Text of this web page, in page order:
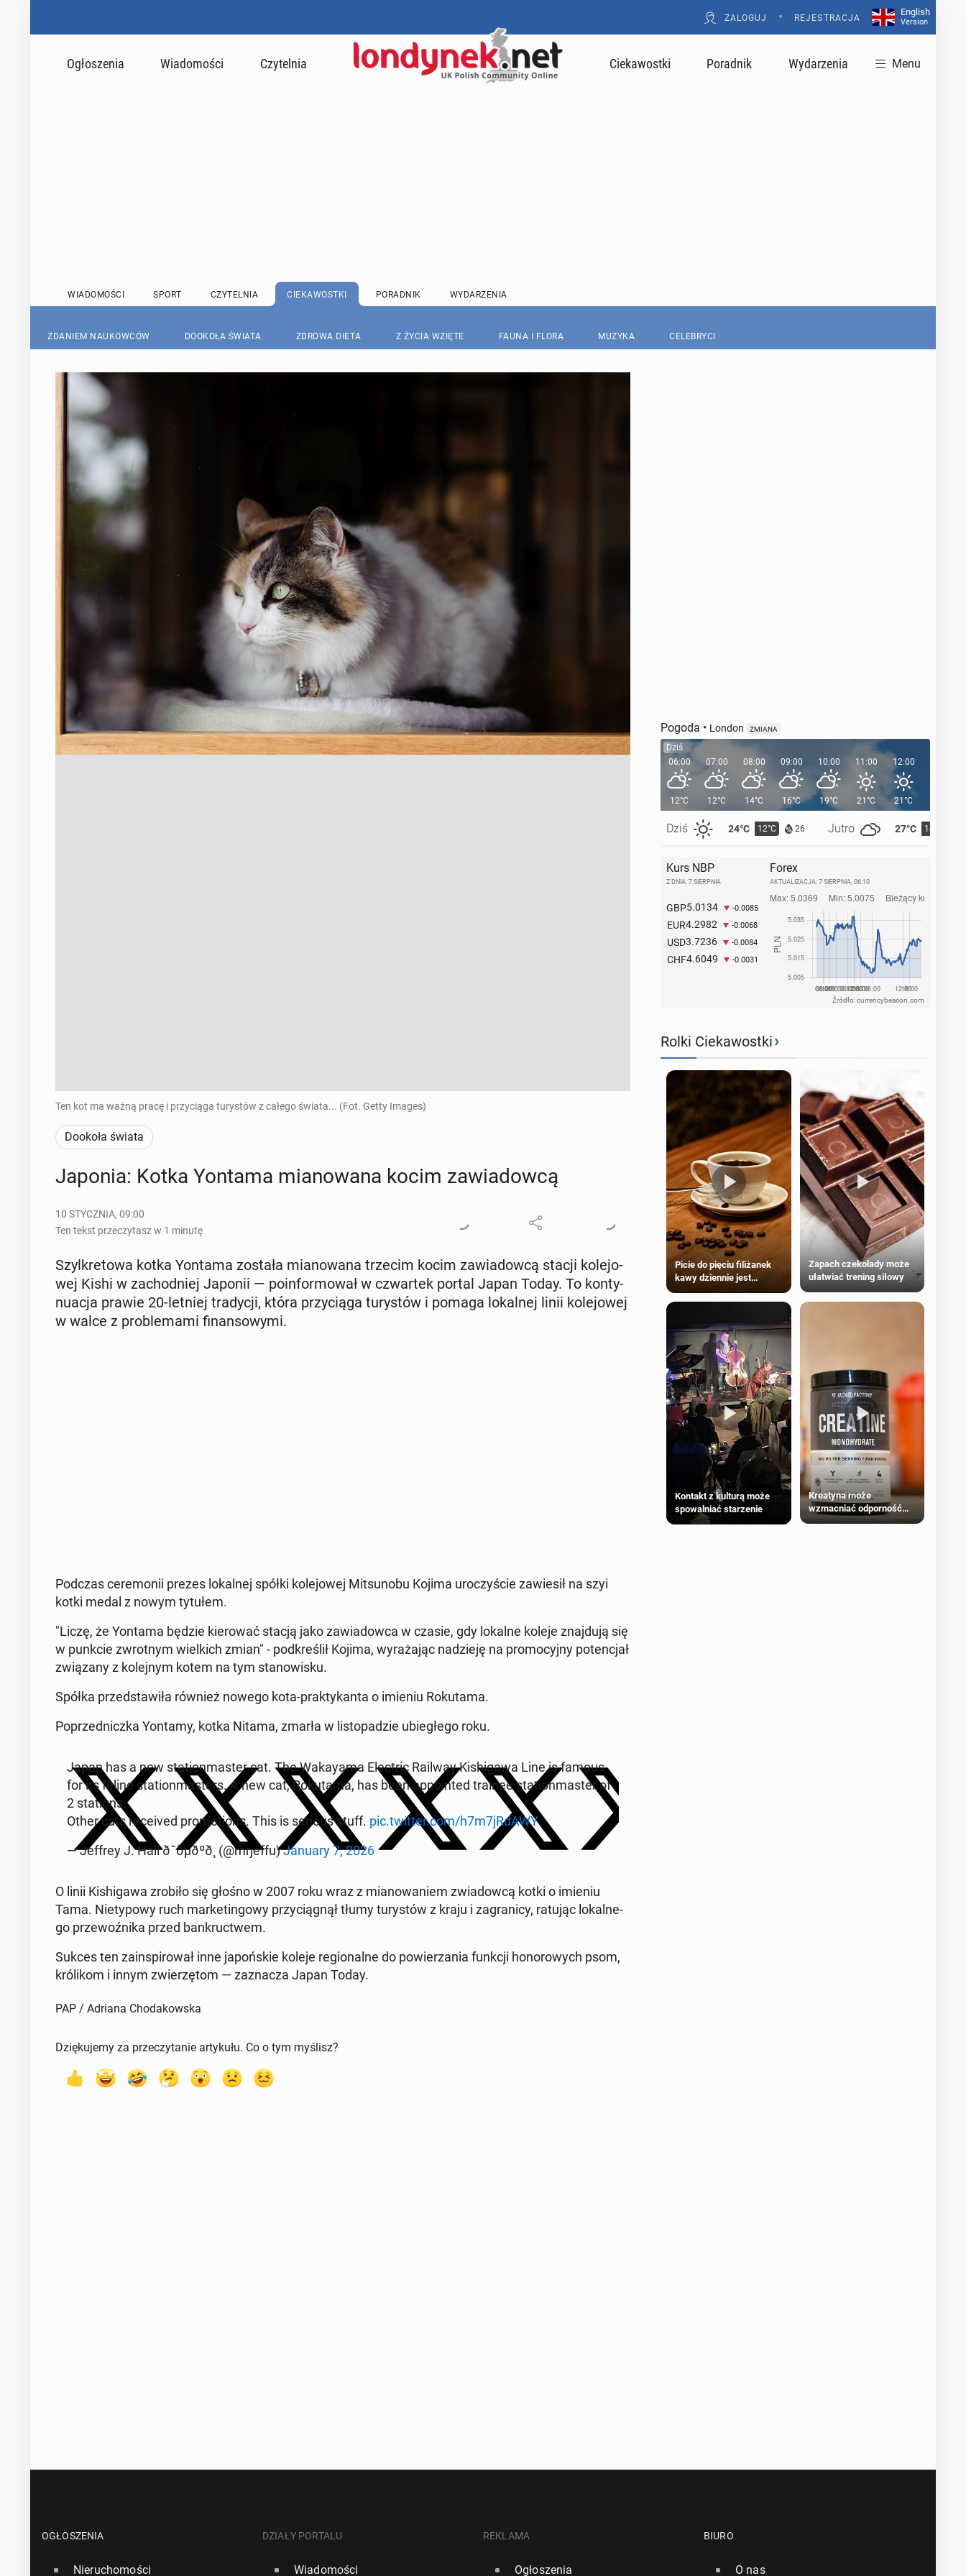
ZALOGUJ • REJESTRACJA
English
Version
Ogłoszenia Wiadomości Czytelnia Ciekawostki Poradnik Wydarzenia Menu
WIADOMOŚCI SPORT CZYTELNIA CIEKAWOSTKI PORADNIK WYDARZENIA
ZDANIEM NAUKOWCÓW DOOKOŁA ŚWIATA ZDROWA DIETA Z ŻYCIA WZIĘTE FAUNA I FLORA MUZYKA CELEBRYCI
Ten kot ma ważną pracę i przyciąga turystów z całego świata... (Fot. Getty Images)
Dookoła świata
Japonia: Kotka Yontama mia­no­wa­na kocim za­wia­dow­cą
10 STYCZNIA, 09:00
Ten tekst przeczytasz w 1 minutę
Szyl­kre­to­wa kotka Yontama została mia­no­wa­na trzecim kocim za­wia­dow­cą stacji ko­le­jo­
wej Kishi w za­chod­niej Japonii — po­in­for­mo­wał w czwar­tek portal Japan Today. To kon­ty­
nu­acja prawie 20-letniej tra­dy­cji, która przy­cią­ga tu­ry­stów i pomaga lo­kal­nej linii ko­le­jo­wej
w walce z pro­ble­ma­mi fi­nan­so­wy­mi.
Podczas ce­re­mo­nii prezes lo­kal­nej spółki ko­le­jo­wej Mit­su­no­bu Kojima uro­czy­ście za­wie­sił na szyi
kotki medal z nowym tytułem.
"Liczę, że Yontama będzie kie­ro­wać stacją jako za­wia­dow­ca w czasie, gdy lokalne koleje znaj­du­ją się
w punkcie zwrot­nym wiel­kich zmian" - pod­kre­ślił Kojima, wy­ra­ża­jąc na­dzie­ję na pro­mo­cyj­ny po­ten­cjał
zwią­za­ny z ko­lej­nym kotem na tym sta­no­wi­sku.
Spółka przed­sta­wi­ła również nowego kota-prak­ty­kan­ta o imieniu Ro­ku­ta­ma.
Po­przed­nicz­ka Yontamy, kotka Nitama, zmarła w li­sto­pa­dzie ubie­głe­go roku.
Japan has a new sta­tion­ma­ster cat. The Wa­kay­ama Elec­tric Railway Ki­shi­ga­wa Line is famous
for its feline sta­tion­ma­sters. A new cat, Ro­ku­ta­ma, has been ap­po­in­ted trainee sta­tion­ma­ster of
2 sta­tions.
Other cats re­ce­ived pro­mo­tions. This is serious stuff. pic.twitter.com/h7m7jRdAWY
— Jeffrey J. Hall ð¯ðµðºð¸ (@mrjeffu)January 7, 2026
O linii Ki­shi­ga­wa zrobiło się głośno w 2007 roku wraz z mia­no­wa­niem zwia­dow­cą kotki o imieniu
Tama. Nie­ty­po­wy ruch mar­ke­tin­go­wy przy­cią­gnął tłumy tu­ry­stów z kraju i za­gra­ni­cy, ratując lo­kal­ne­
go prze­woź­ni­ka przed ban­kruc­twem.
Sukces ten za­in­spi­ro­wał inne ja­poń­skie koleje re­gio­nal­ne do po­wie­rza­nia funkcji ho­no­ro­wych psom,
kró­li­kom i innym zwie­rzę­tom — za­zna­cza Japan Today.
PAP / Adriana Chodakowska
Dziękujemy za przeczytanie artykułu. Co o tym myślisz?
Pogoda • London ZMIANA
Dziś
06:00
12°C
Dziś 24°C 12°C 26 Jutro 27°C 14°C
07:00
12°C
08:00
14°C
09:00
16°C
10:00
19°C
11:00
21°C
12:00
21°C
Kurs NBP
Z DNIA: 7 SIERPNIA
GBP5.0134 -0.0085
EUR4.2982 -0.0068
USD3.7236 -0.0084
CHF4.6049 -0.0031
Forex
AKTUALIZACJA: 7 SIERPNIA, 06:10
Źródło: currencybeacon.com
Rolki Ciekawostki›
Picie do pięciu filiżanek
kawy dziennie jest
większości dorosłych
Zapach czekolady może
ułatwiać trening siłowy
Kontakt z kulturą może
spowalniać starzenie
Kreatyna może
wzmacniać odporność
przeciw nowotworom
OGŁOSZENIA
Nieruchomości
DZIAŁY PORTALU
Wiadomości
REKLAMA
Ogłoszenia
BIURO
O nas